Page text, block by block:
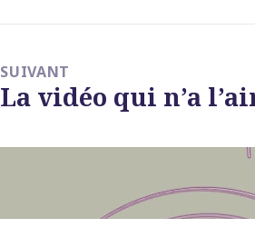
SUIVANT
Article
La vidéo qui n’a